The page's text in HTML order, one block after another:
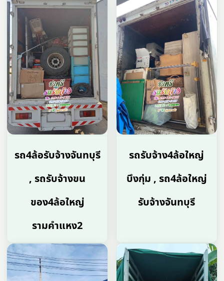
รถ4ล้อรับจ้างจันทบุรี
, รถรับจ้างขน
ของ4ล้อใหญ่
รามคำแหง2
รถรับจ้าง4ล้อใหญ่
บึงกุ่ม , รถ4ล้อใหญ่
รับจ้างจันทบุรี